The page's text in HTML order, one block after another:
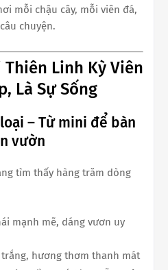
mỗi chậu cây, mỗi viên đá,
chuyện.
Thiên Linh Kỳ Viên
Là Sự Sống
– Từ mini để bàn
vườn
tìm thấy hàng trăm dòng
mạnh mẽ, dáng vươn uy
trắng, hương thơm thanh mát